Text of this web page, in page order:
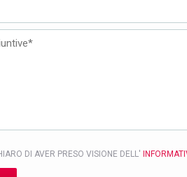
DI AVER PRESO VISIONE DELL'